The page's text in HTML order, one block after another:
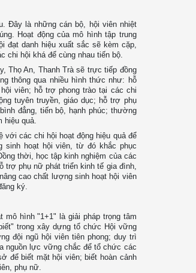
Đây là những cán bộ, hội viên nhiệt
Hoạt động của mô hình tập trung
đạt danh hiệu xuất sắc sẽ kèm cặp,
chi hội khá để cùng nhau tiến bộ.
Thọ An, Thanh Trà sẽ trực tiếp đồng
thông qua nhiều hình thức như: hỗ
viên; hỗ trợ phong trào tại các chi
tuyên truyền, giáo dục; hỗ trợ phụ
đẳng, tiến bộ, hạnh phúc; thường
hiệu quả.
với các chi hội hoạt động hiệu quả để
sinh hoạt hội viên, từ đó khắc phục
thời, học tập kinh nghiệm của các
trợ phụ nữ phát triển kinh tế gia đình,
cao chất lượng sinh hoạt hội viên
ký.
mô hình "1+1" là giải pháp trọng tâm
trong xây dựng tổ chức Hội vững
đội ngũ hội viên tiên phong; duy trì
nguồn lực vững chắc để tổ chức các
để biết mặt hội viên; biết hoàn cảnh
phụ nữ.